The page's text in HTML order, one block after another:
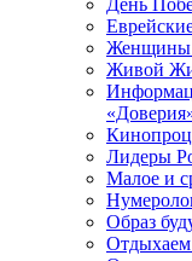
Женщины
Живой
Лидеры
Малое и
Образ